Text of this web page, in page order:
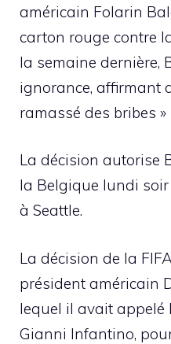
américain Folarin
carton rouge contre
la semaine dernière,
ignorance, affirmant
ramassé des bribes
La décision autorise
la Belgique lundi
à Seattle.
La décision de la
président américain
lequel il avait appelé
Gianni Infantino,